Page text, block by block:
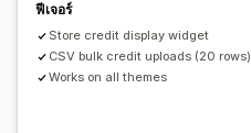
ฟีเจอร์
Store credit display widget
CSV bulk credit uploads (20 rows)
Works on all themes